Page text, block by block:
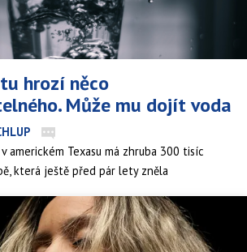
hrozí něco
Může mu dojít voda
americkém Texasu má zhruba 300 tisíc
která ještě před pár lety zněla